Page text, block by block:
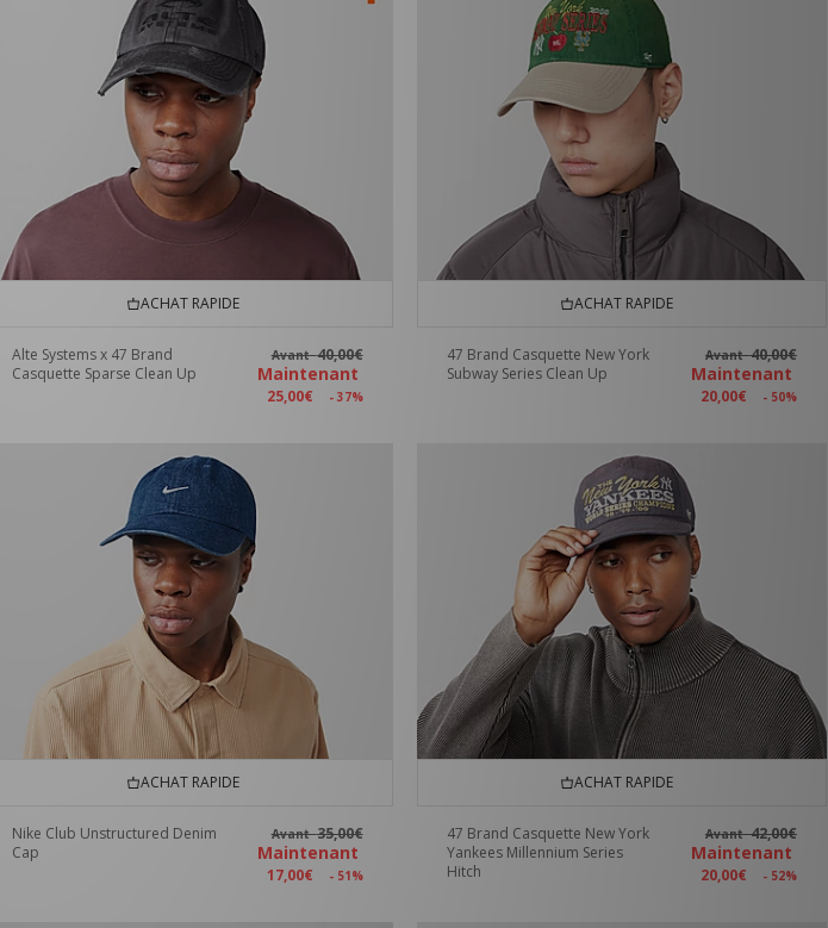
ACHAT RAPIDE
Alte Systems x 47 Brand
Casquette Sparse Clean Up
Avant40,00€
Maintenant
25,00€ - 37%
ACHAT RAPIDE
47 Brand Casquette New York
Subway Series Clean Up
Avant40,00€
Maintenant
20,00€ - 50%
ACHAT RAPIDE
Nike Club Unstructured Denim
Cap
Avant35,00€
Maintenant
17,00€ - 51%
ACHAT RAPIDE
47 Brand Casquette New York
Yankees Millennium Series
Hitch
Avant42,00€
Maintenant
20,00€ - 52%